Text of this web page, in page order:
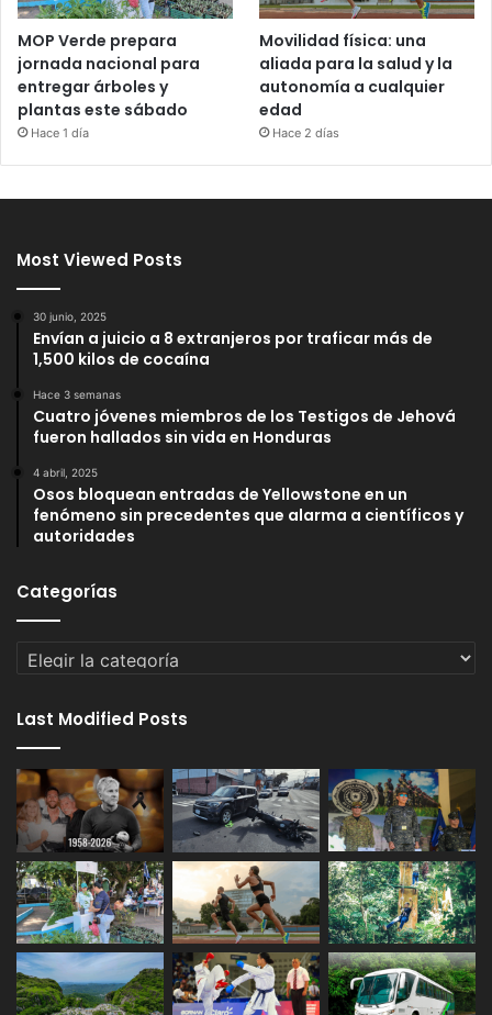
MOP Verde prepara
jornada nacional para
entregar árboles y
plantas este sábado
Hace 1 día
Movilidad física: una
aliada para la salud y la
autonomía a cualquier
edad
Hace 2 días
Most Viewed Posts
30 junio, 2025
Envían a juicio a 8 extranjeros por traficar más de
1,500 kilos de cocaína
Hace 3 semanas
Cuatro jóvenes miembros de los Testigos de Jehová
fueron hallados sin vida en Honduras
4 abril, 2025
Osos bloquean entradas de Yellowstone en un
fenómeno sin precedentes que alarma a científicos y
autoridades
Categorías
Categorías
Last Modified Posts